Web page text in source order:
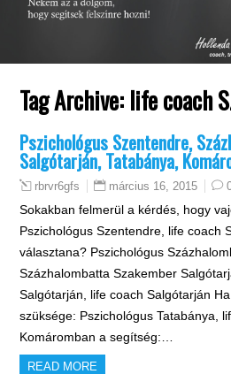
Tag Archive: life coach
Pszichológus Szentendre,
Salgótarján, Tatabánya,
rbrvr6gfs március 16, 2015
Sokakban felmerül a kérdés, hogy
Pszichológus Szentendre, life coach
választana? Pszichológus
Százhalombatta Szakember
Salgótarján, life coach Salgótarján
szüksége: Pszichológus Tatabánya,
Komáromban a segítség:…
READ MORE